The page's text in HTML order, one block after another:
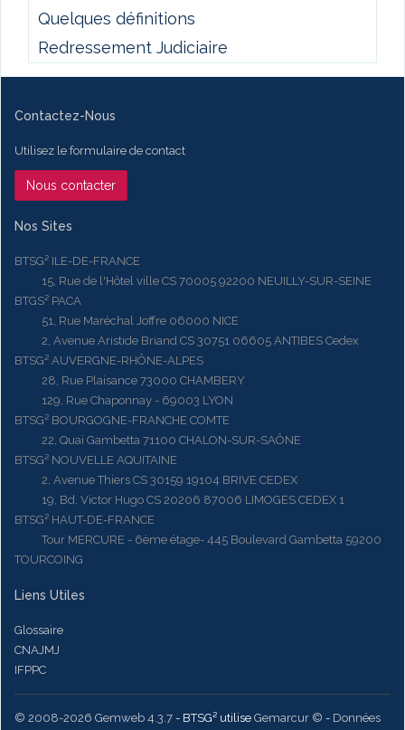
Quelques définitions
Redressement Judiciaire
Contactez-Nous
Utilisez le formulaire de contact
Nous contacter
Nos Sites
BTSG² ILE-DE-FRANCE
15, Rue de l'Hôtel ville CS 70005 92200 NEUILLY-SUR-SEINE
BTGS² PACA
51, Rue Maréchal Joffre 06000 NICE
2, Avenue Aristide Briand CS 30751 06605 ANTIBES Cedex
BTSG² AUVERGNE-RHÔNE-ALPES
28, Rue Plaisance 73000 CHAMBERY
129, Rue Chaponnay - 69003 LYON
BTSG² BOURGOGNE-FRANCHE COMTE
22, Quai Gambetta 71100 CHALON-SUR-SAÔNE
BTSG² NOUVELLE AQUITAINE
2, Avenue Thiers CS 30159 19104 BRIVE CEDEX
19, Bd. Victor Hugo CS 20206 87006 LIMOGES CEDEX 1
BTSG² HAUT-DE-FRANCE
Tour MERCURE - 6ème étage- 445 Boulevard Gambetta 59200
TOURCOING
Liens Utiles
Glossaire
CNAJMJ
IFPPC
© 2008-2026 Gemweb 4.3.7 - BTSG² utilise Gemarcur © - Données